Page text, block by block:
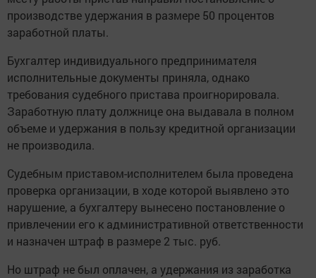
производстве удержания в размере 50 процентов
заработной платы.
Бухгалтер индивидуального предпринимателя
исполнительные документы приняла, однако
требования судебного пристава проигнорировала.
Заработную плату должнице она выдавала в полном
объеме и удержания в пользу кредитной организации
не производила.
Судебным приставом-исполнителем была проведена
проверка организации, в ходе которой выявлено это
нарушение, а бухгалтеру вынесено постановление о
привлечении его к административной ответственности
и назначен штраф в размере 2 тыс. руб.
Но штраф не был оплачен, а удержания из заработка